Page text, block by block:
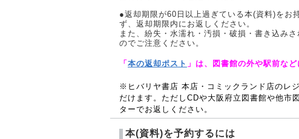
●返却期限が60日以上過ぎている本(資料)をお
ず、返却期限内にお返しください。
また、紛失・水濡れ・汚損・破損・書き込み
のでご注意ください。
「本の返却ポスト 」は、図書館の外や駅前など
※ヒバリヤ書店 本店・コミックランド店のレ
だけます。ただしCDや大阪府立図書館や他市
ターでお返しください。
本(資料)を予約するには